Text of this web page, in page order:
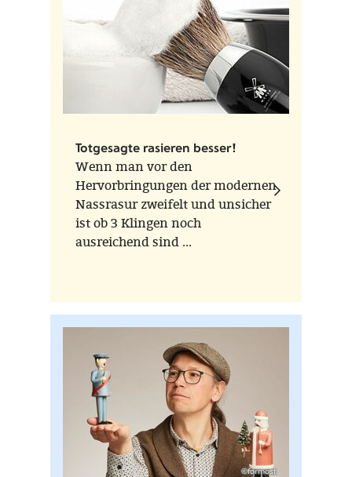
Totgesagte rasieren besser!
Wenn man vor den
Hervorbringungen der modernen
Nassrasur zweifelt und unsicher
ist ob 3 Klingen noch
ausreichend sind ...
©formost